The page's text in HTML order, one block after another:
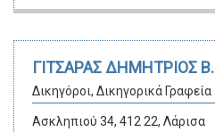
ΓΙΤΣΑΡΑΣ ΔΗΜΗΤΡΙΟΣ Β.
Δικηγόροι, Δικηγορικά Γραφεία
Ασκληπιού 34, 412 22, Λάρισα